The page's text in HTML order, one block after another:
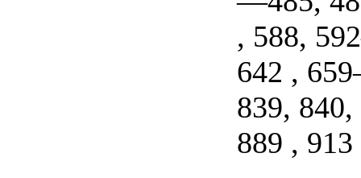
, 588,
642 ,
839,
889 ,